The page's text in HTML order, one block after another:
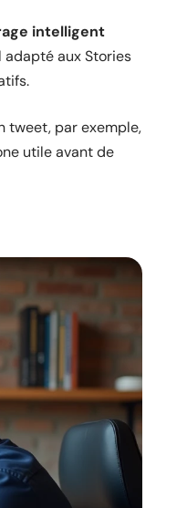
intelligent
aux Stories
tweet, par exemple,
utile avant de